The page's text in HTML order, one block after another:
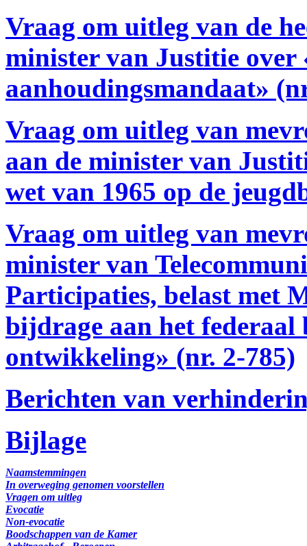
Vraag om uitleg van de
minister van Justitie over
aanhoudingsmandaat»
Vraag om uitleg van
aan de minister van
wet van 1965 op de
Vraag om uitleg van
minister van
Participaties, belast met
bijdrage aan het federaal
ontwikkeling» (nr. 2-785)
Berichten van
Bijlage
Naamstemmingen
In overweging genomen voorstellen
Vragen om uitleg
Evocatie
Non-evocatie
Boodschappen van de Kamer